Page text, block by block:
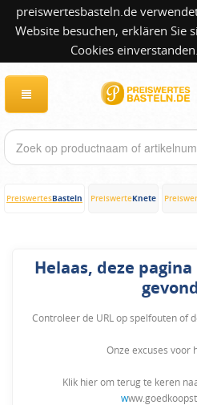
preiswertesbasteln.de
Website besuchen, erklären Sie
Cookies einverstanden.
PreiswertesBasteln PreiswerteKnete
Helaas, deze
Controleer de URL op spelfouten of
Onze excuses voor
Klik hier om terug te keren
w